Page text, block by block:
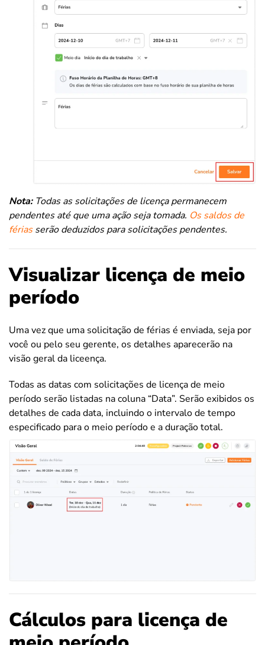
Nota: Todas as solicitações de licença permanecem
pendentes até que uma ação seja tomada. Os saldos de
fériasserão deduzidos para solicitações pendentes.
Visualizar licença de meio
período
Uma vez que uma solicitação de férias é enviada, seja por
você ou pelo seu gerente, os detalhes aparecerão na
visão geral da liceença.
Todas as datas com solicitações de licença de meio
período serão listadas na coluna “Data”. Serão exibidos os
detalhes de cada data, incluindo o intervalo de tempo
especificado para o meio período e a duração total.
Cálculos para licença de